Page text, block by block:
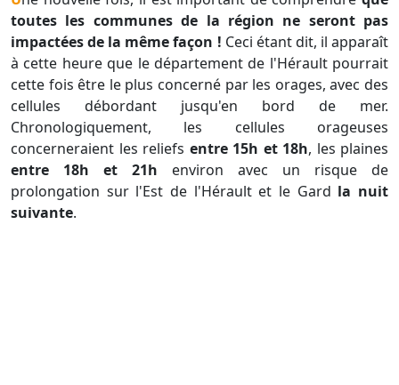
toutes les communes de la région ne seront pas
impactées de la même façon ! Ceci étant dit, il apparaît
à cette heure que le département de l'Hérault pourrait
cette fois être le plus concerné par les orages, avec des
cellules débordant jusqu'en bord de mer.
Chronologiquement, les cellules orageuses
concerneraient les reliefs entre 15h et 18h, les plaines
entre 18h et 21h environ avec un risque de
prolongation sur l'Est de l'Hérault et le Gard la nuit
suivante.